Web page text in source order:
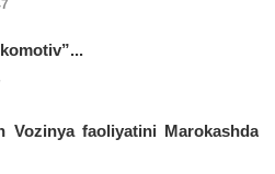
Vozinya faoliyatini Marokashda